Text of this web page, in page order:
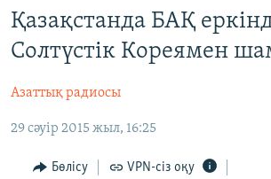
main
content
to
Navigation
САЯСАТ
AZATTYQTV
ҚАҢТАР ОҚИҒАСЫ
АДАМ ҚҰҚЫҚТАРЫ
ӘЛЕУМЕТ
Қазақстанда БАҚ
Солтүстік Кореямен
Азаттық радиосы
29 сәуір 2015 жыл, 16:25
Бөлісу VPN-сіз оқу